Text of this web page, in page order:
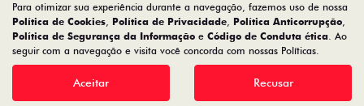
CMJ Comércio de Veículos Ltda
05.026.792/0024-83
Desenvolvido pela DEALERSPACE ® Direitos Reservados.
Para otimizar sua experiência durante a navegação, fazemos uso de nossa
Política de Cookies, Política de Privacidade, Política Anticorrupção,
Política de Segurança da Informação e Código de Conduta ética. Ao
seguir com a navegação e visita você concorda com nossas Políticas.
Aceitar Recusar